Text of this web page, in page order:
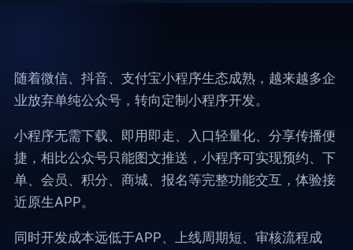
随着微信、抖音、支付宝小程序生态成熟，越来越多企
业放弃单纯公众号，转向定制小程序开发。
小程序无需下载、即用即走、入口轻量化、分享传播便
捷，相比公众号只能图文推送，小程序可实现预约、下
单、会员、积分、商城、报名等完整功能交互，体验接
近原生APP。
同时开发成本远低于APP、上线周期短、审核流程成